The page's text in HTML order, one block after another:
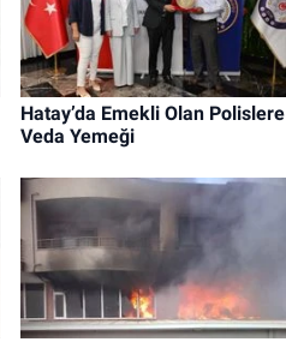
Hatay’da Emekli Olan Polislere
Veda Yemeği